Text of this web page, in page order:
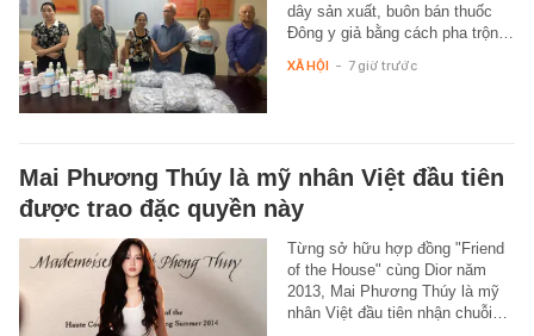
dây sản xuất, buôn bán thuốc
Đông y giả bằng cách pha trộn…
XÃ HỘI - 7 giờ trước
Mai Phương Thúy là mỹ nhân Việt đầu tiên
được trao đặc quyền này
Từng sở hữu hợp đồng "Friend
of the House" cùng Dior năm
2013, Mai Phương Thúy là mỹ
nhân Việt đầu tiên nhận chuỗi…